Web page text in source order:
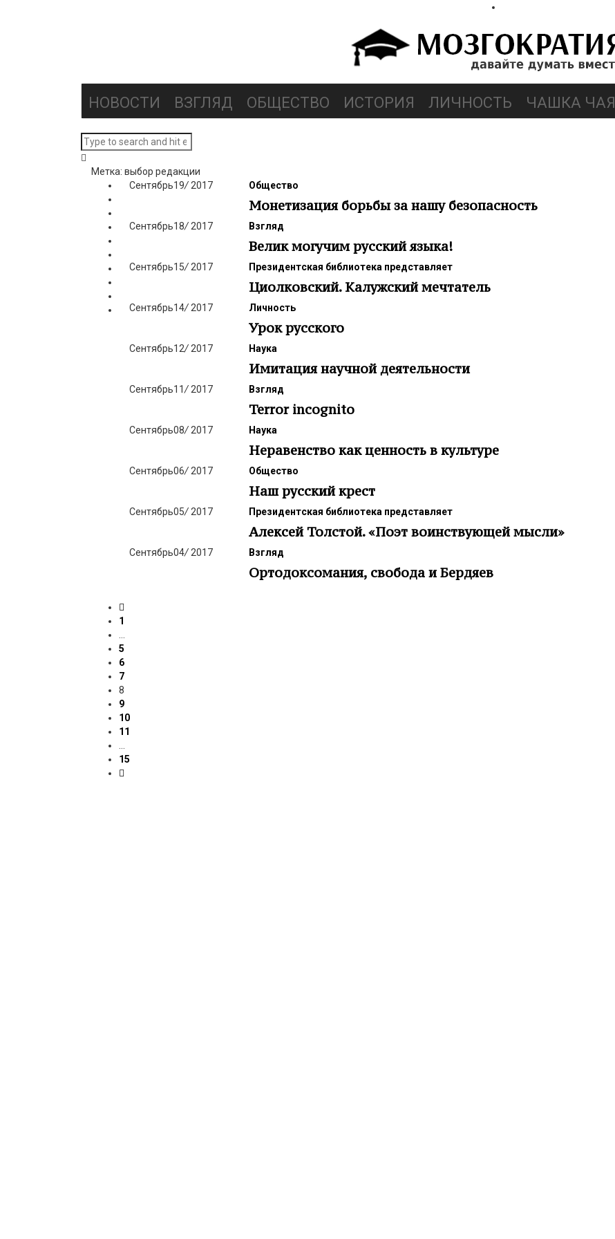
НОВОСТИ ВЗГЛЯД ОБЩЕСТВО ИСТОРИЯ ЛИЧНОСТЬ ЧАШКА ЧАЯ
Метка: выбор редакции
Сентябрь19/ 2017 Общество
Монетизация борьбы за нашу безопасность
Сентябрь18/ 2017 Взгляд
Велик могучим русский языка!
Сентябрь15/ 2017 Президентская библиотека представляет
Циолковский. Калужский мечтатель
Сентябрь14/ 2017 Личность
Урок русского
Сентябрь12/ 2017 Наука
Имитация научной деятельности
Сентябрь11/ 2017 Взгляд
Terror incognito
Сентябрь08/ 2017 Наука
Неравенство как ценность в культуре
Сентябрь06/ 2017 Общество
Наш русский крест
Сентябрь05/ 2017 Президентская библиотека представляет
Алексей Толстой. «Поэт воинствующей мысли»
Сентябрь04/ 2017 Взгляд
Ортодоксомания, свобода и Бердяев
1
5
6
7
8
9
10
11
15